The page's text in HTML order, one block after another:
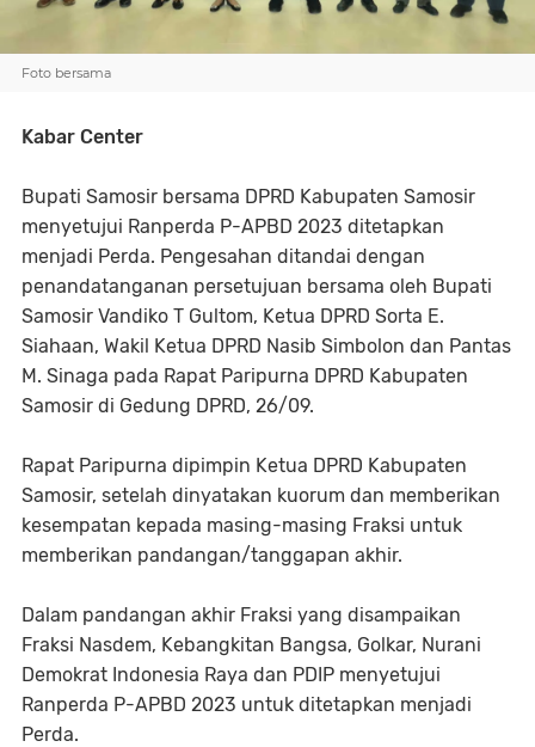
Foto bersama
Kabar Center
Bupati Samosir bersama DPRD Kabupaten Samosir
menyetujui Ranperda P-APBD 2023 ditetapkan
menjadi Perda. Pengesahan ditandai dengan
penandatanganan persetujuan bersama oleh Bupati
Samosir Vandiko T Gultom, Ketua DPRD Sorta E.
Siahaan, Wakil Ketua DPRD Nasib Simbolon dan Pantas
M. Sinaga pada Rapat Paripurna DPRD Kabupaten
Samosir di Gedung DPRD, 26/09.
Rapat Paripurna dipimpin Ketua DPRD Kabupaten
Samosir, setelah dinyatakan kuorum dan memberikan
kesempatan kepada masing-masing Fraksi untuk
memberikan pandangan/tanggapan akhir.
Dalam pandangan akhir Fraksi yang disampaikan
Fraksi Nasdem, Kebangkitan Bangsa, Golkar, Nurani
Demokrat Indonesia Raya dan PDIP menyetujui
Ranperda P-APBD 2023 untuk ditetapkan menjadi
Perda.